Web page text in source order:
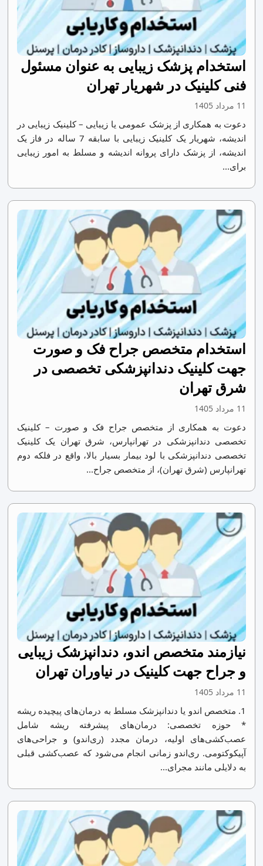
استخدام پزشک زیبایی به عنوان مسئول
فنی کلینیک در شهریار تهران
11 مرداد 1405
دعوت به همکاری از پزشک عمومی یا زیبایی – کلینیک زیبایی در
اندیشه، شهریار یک کلینیک زیبایی با سابقه 7 ساله در فاز یک
اندیشه، از پزشک دارای پروانه اندیشه و مسلط به امور زیبایی
برای...
استخدام متخصص جراح فک و صورت
جهت کلینیک دندانپزشکی تخصصی در
شرق تهران
11 مرداد 1405
دعوت به همکاری از متخصص جراح فک و صورت – کلینیک
تخصصی دندانپزشکی در تهرانپارس، شرق تهران یک کلینیک
تخصصی دندانپزشکی با لود بیمار بسیار بالا، واقع در فلکه دوم
تهرانپارس (شرق تهران)، از متخصص جراح...
نیازمند متخصص اندو، دندانپزشک زیبایی
و جراح جهت کلینیک در نیاوران تهران
11 مرداد 1405
1. متخصص اندو یا دندانپزشک مسلط به درمان‌های پیچیده ریشه
* حوزه تخصصی: درمان‌های پیشرفته ریشه شامل
عصب‌کشی‌های اولیه، درمان مجدد (ری‌اندو) و جراحی‌های
آپیکوکتومی. ری‌اندو زمانی انجام می‌شود که عصب‌کشی قبلی
به دلایلی مانند مجرای...